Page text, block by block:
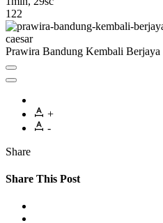
122
Prawira Bandung Kembali
+
-
Share
Share This Post